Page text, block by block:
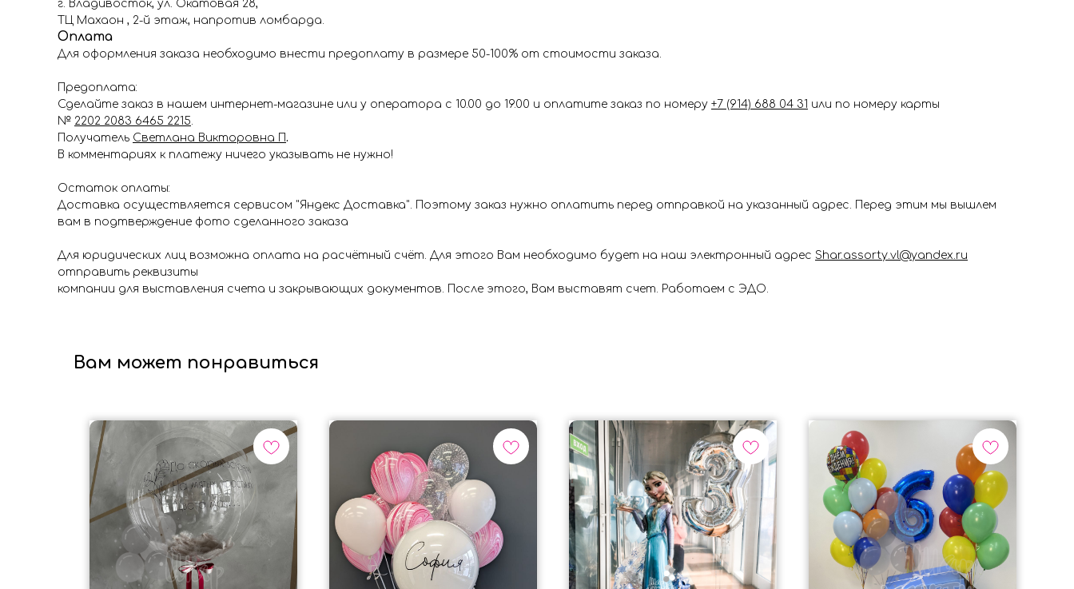
г. Владивосток, ул. Окатовая 28,
ТЦ Махаон , 2-й этаж, напротив ломбарда.
Оплата
Для оформления заказа необходимо внести предоплату в размере 50-100% от стоимости заказа.
Предоплата:
Сделайте заказ в нашем интернет-магазине или у оператора с 10.00 до 19.00 и оплатите заказ по номеру +7 (914) 688 04 31 или по номеру карты
№ 2202 2083 6465 2215.
Получатель Светлана Викторовна П.
В комментариях к платежу ничего указывать не нужно!
Остаток оплаты:
Доставка осуществляется сервисом "Яндекс Доставка". Поэтому заказ нужно оплатить перед отправкой на указанный адрес. Перед этим мы вышлем
вам в подтверждение фото сделанного заказа
Для юридических лиц возможна оплата на расчётный счёт. Для этого Вам необходимо будет на наш электронный адрес Shar.assorty.vl@yandex.ru
отправить реквизиты
компании для выставления счета и закрывающих документов. После этого, Вам выставят счет. Работаем с ЭДО.
Вам может понравиться